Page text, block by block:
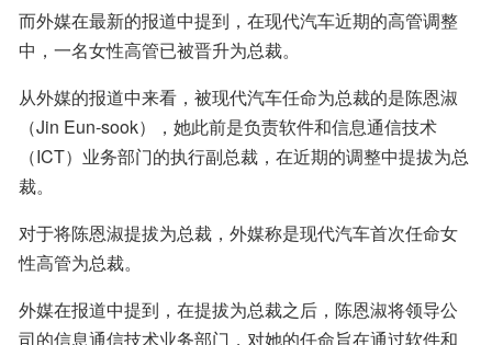
而外媒在最新的报道中提到，在现代汽车近期的高管调整
中，一名女性高管已被晋升为总裁。
从外媒的报道中来看，被现代汽车任命为总裁的是陈恩淑
（Jin Eun-sook），她此前是负责软件和信息通信技术
（ICT）业务部门的执行副总裁，在近期的调整中提拔为总
裁。
对于将陈恩淑提拔为总裁，外媒称是现代汽车首次任命女
性高管为总裁。
外媒在报道中提到，在提拔为总裁之后，陈恩淑将领导公
司的信息通信技术业务部门，对她的任命旨在通过软件和